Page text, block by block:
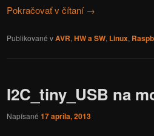
Pokračovať v čítaní →
Publikované vAVR, HW a SW, Linux,
I2C_tiny_USB na
Napísané 17 apríla, 2013